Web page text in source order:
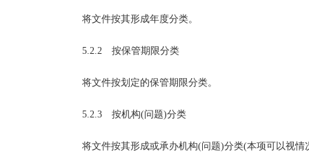
将文件按其形成年度分类。
5.2.2 按保管期限分类
将文件按划定的保管期限分类。
5.2.3 按机构(问题)分类
将文件按其形成或承办机构(问题)分类(本项可以视情